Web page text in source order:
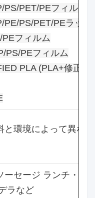
PET/PEフィルム
PS/PET/PEラック
フィルム
PS/PEフィルム
PLA (PLA+修正さ
と環境によって異な
ーセージ ランチ・ミ
ラなど